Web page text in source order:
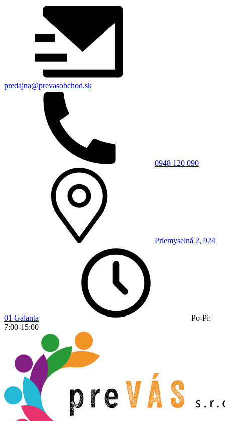
predajna@prevasobchod.sk
0948 120 090
Priemyselná 2, 924
01 Galanta
Po-Pi:
7:00-15:00